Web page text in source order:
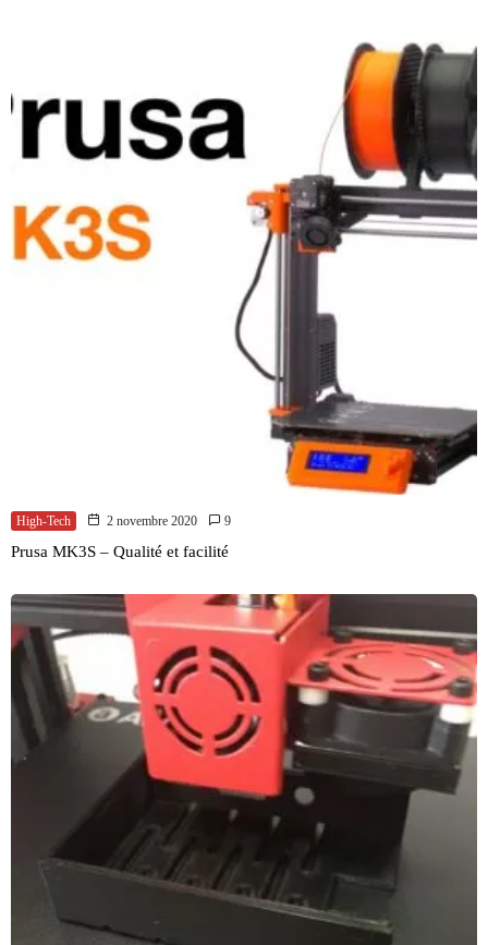
High-Tech 2 novembre 2020 9
Prusa MK3S – Qualité et facilité